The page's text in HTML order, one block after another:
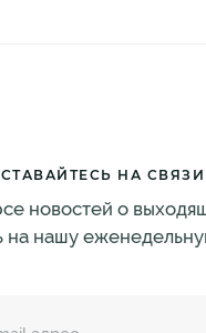
НА СВЯЗИ
новостей о
на нашу